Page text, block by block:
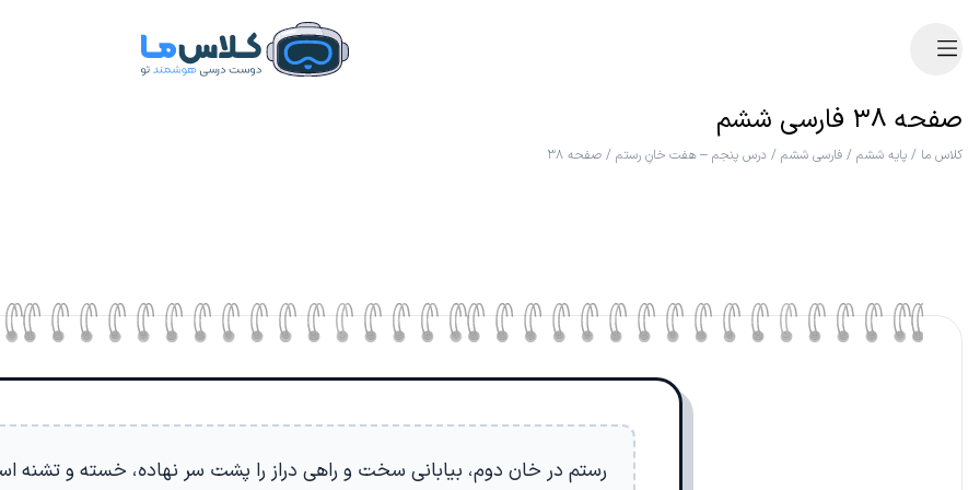
صفحه ۳۸ فارسی ششم
کلاس ما / پایه ششم / فارسی ششم / درس پنجم – هفت خانِ رستم / صفحه ۳۸
رستم در خان دوم، بیابانی سخت و راهی دراز را پشت سر نهاده، خسته و تشنه